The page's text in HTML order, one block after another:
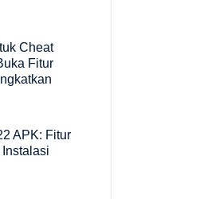
Cheat
Fitur
APK: Fitur